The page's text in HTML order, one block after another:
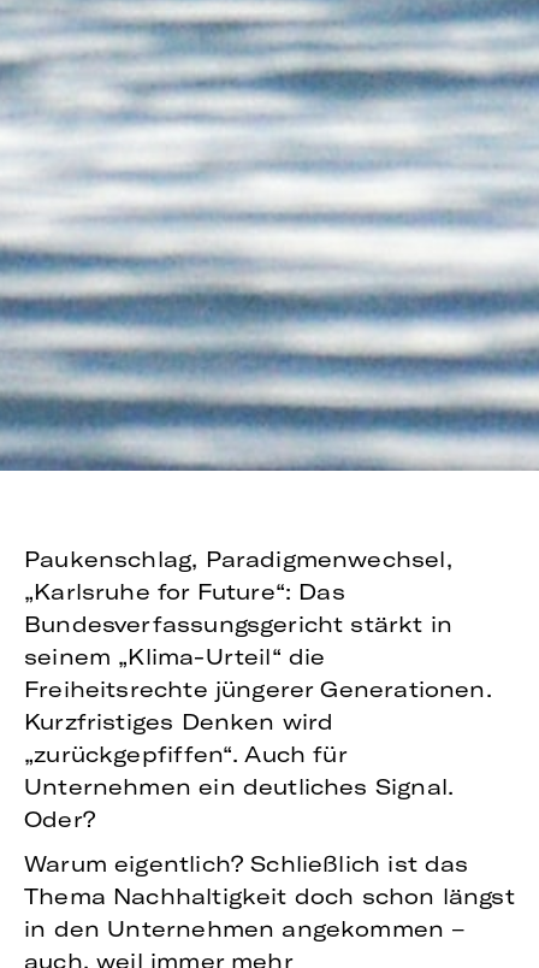
Paukenschlag, Paradigmenwechsel,
„Karlsruhe for Future“: Das
Bundesverfassungsgericht stärkt in
seinem „Klima-Urteil“ die
Freiheitsrechte jüngerer Generationen.
Kurzfristiges Denken wird
„zurückgepfiffen“. Auch für
Unternehmen ein deutliches Signal.
Oder?
Warum eigentlich? Schließlich ist das
Thema Nachhaltigkeit doch schon längst
in den Unternehmen angekommen –
auch, weil immer mehr